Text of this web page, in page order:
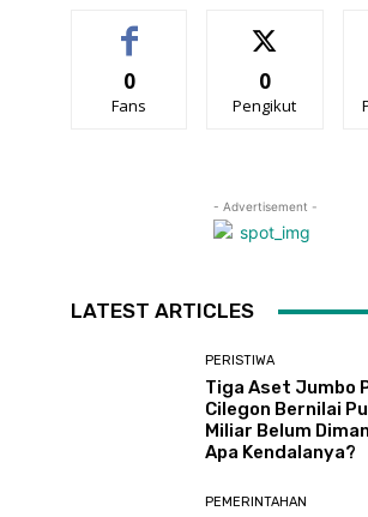
0
Fans
0
Pengikut
- Advertisement -
LATEST ARTICLES
PERISTIWA
Tiga Aset Jumbo
Cilegon Bernilai
Miliar Belum
Apa Kendalanya?
PEMERINTAHAN